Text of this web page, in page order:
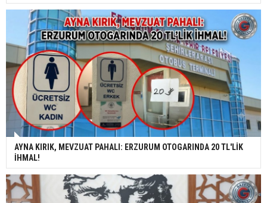
AYNA KIRIK, MEVZUAT PAHALI: ERZURUM OTOGARINDA 20 TL'LİK
İHMAL!